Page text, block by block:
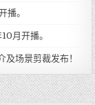
播。
月开播。
场景剪裁发布！